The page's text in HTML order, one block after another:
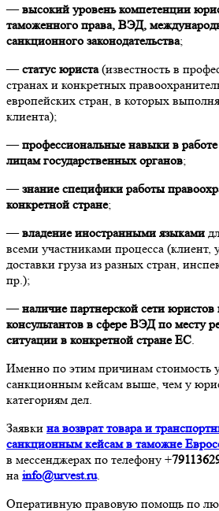
—высокий уровень компетенции
таможенного права, ВЭД,
санкционного законодательства;
—статус юриста(известность в
странах и конкретных
европейских стран, в которых
клиента);
—профессиональные навыки в
лицам государственных органов;
—знание специфики работы
конкретной стране;
—владение иностранными языками
всеми участниками процесса (клиент,
доставки груза из разных стран,
пр.);
—наличие партнерской сети
консультантов в сфере ВЭД по месту
ситуации в конкретной стране ЕС.
Именно по этим причинам стоимость
санкционным кейсам выше, чем у
категориям дел.
Заявки на возврат товара и
санкционным кейсам в таможне
в мессенджерах по телефону +
на info@urvest.ru.
Оперативную правовую помощь по